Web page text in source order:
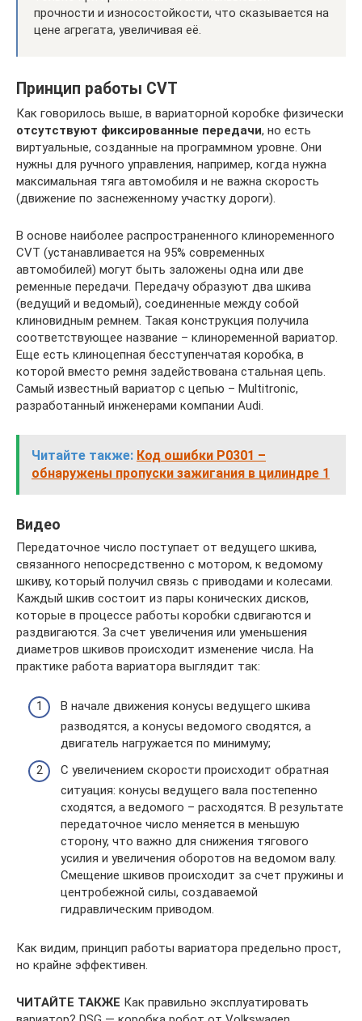
прочности и износостойкости, что сказывается на
цене агрегата, увеличивая её.
Принцип работы CVT
Как говорилось выше, в вариаторной коробке физически
отсутствуют фиксированные передачи, но есть
виртуальные, созданные на программном уровне. Они
нужны для ручного управления, например, когда нужна
максимальная тяга автомобиля и не важна скорость
(движение по заснеженному участку дороги).
В основе наиболее распространенного клиноременного
CVT (устанавливается на 95% современных
автомобилей) могут быть заложены одна или две
ременные передачи. Передачу образуют два шкива
(ведущий и ведомый), соединенные между собой
клиновидным ремнем. Такая конструкция получила
соответствующее название – клиноременной вариатор.
Еще есть клиноцепная бесступенчатая коробка, в
которой вместо ремня задействована стальная цепь.
Самый известный вариатор с цепью – Multitronic,
разработанный инженерами компании Audi.
Читайте также: Код ошибки P0301 –
обнаружены пропуски зажигания в цилиндре 1
Видео
Передаточное число поступает от ведущего шкива,
связанного непосредственно с мотором, к ведомому
шкиву, который получил связь с приводами и колесами.
Каждый шкив состоит из пары конических дисков,
которые в процессе работы коробки сдвигаются и
раздвигаются. За счет увеличения или уменьшения
диаметров шкивов происходит изменение числа. На
практике работа вариатора выглядит так:
В начале движения конусы ведущего шкива
разводятся, а конусы ведомого сводятся, а
двигатель нагружается по минимуму;
С увеличением скорости происходит обратная
ситуация: конусы ведущего вала постепенно
сходятся, а ведомого – расходятся. В результате
передаточное число меняется в меньшую
сторону, что важно для снижения тягового
усилия и увеличения оборотов на ведомом валу.
Смещение шкивов происходит за счет пружины и
центробежной силы, создаваемой
гидравлическим приводом.
Как видим, принцип работы вариатора предельно прост,
но крайне эффективен.
ЧИТАЙТЕ ТАКЖЕ Как правильно эксплуатировать